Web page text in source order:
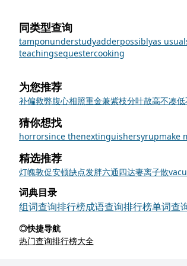
同类型查询
tamponunderstudyadderpossiblyas usual
teachingsequestercooking
为您推荐
补偏救弊腹心相照重金兼紫枝分叶散高不凑
猜你想找
horrorsince thenextinguishersyrupmake
精选推荐
灯魄敦促安顿缺点发胖六通四达妻离子散
词典目录
组词查询排行榜成语查询排行榜单词查
◎快捷导航
热门查询排行榜大全